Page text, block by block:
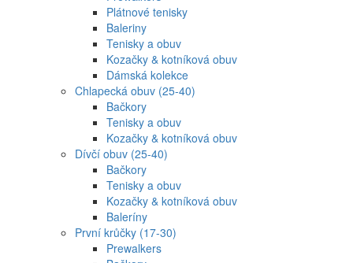
Plátnové tenisky
Baleriny
Tenisky a obuv
Kozačky & kotníková obuv
Dámská kolekce
Chlapecká obuv (25-40)
Bačkory
Tenisky a obuv
Kozačky & kotníková obuv
Dívčí obuv (25-40)
Bačkory
Tenisky a obuv
Kozačky & kotníková obuv
Baleríny
První krůčky (17-30)
Prewalkers